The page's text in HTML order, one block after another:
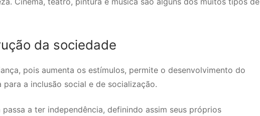
da sociedade
pois aumenta os estímulos, permite o desenvolvimento do
a inclusão social e de socialização.
a ter independência, definindo assim seus próprios